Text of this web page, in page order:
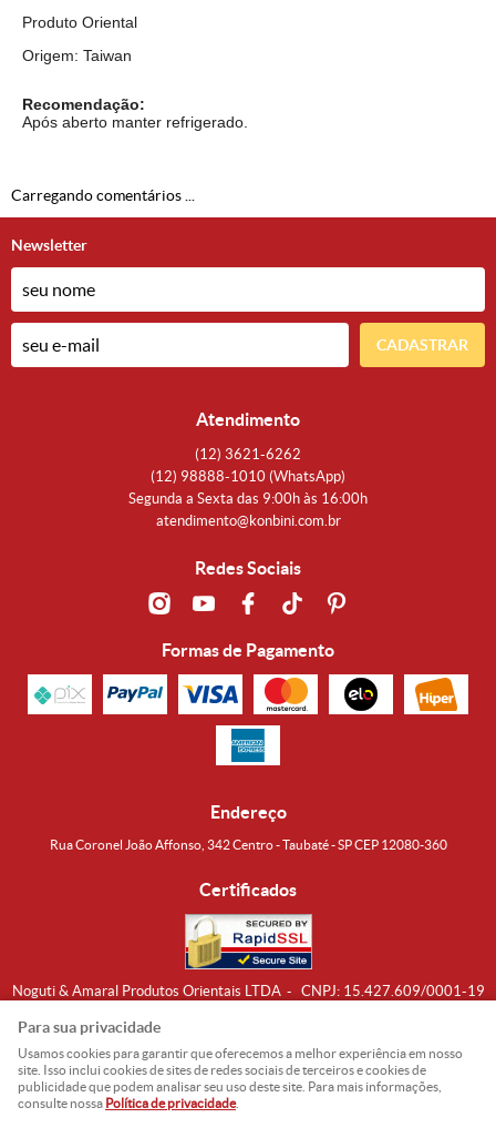
Produto Oriental
Origem: Taiwan
Recomendação:
Após aberto manter refrigerado.
Carregando comentários ...
Newsletter
CADASTRAR
Atendimento
(12) 3621-6262
(12) 98888-1010 (WhatsApp)
Segunda a Sexta das 9:00h às 16:00h
atendimento@konbini.com.br
Redes Sociais
Formas de Pagamento
Endereço
Rua Coronel João Affonso, 342 Centro - Taubaté - SP CEP 12080-360
Certificados
Noguti & Amaral Produtos Orientais LTDA CNPJ: 15.427.609/0001-19
Para sua privacidade
Usamos cookies para garantir que oferecemos a melhor experiência em nosso
site. Isso inclui cookies de sites de redes sociais de terceiros e cookies de
publicidade que podem analisar seu uso deste site. Para mais informações,
consulte nossa Política de privacidade.